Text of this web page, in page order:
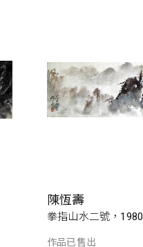
陳恆壽
拳指山水二號，1980
作品已售出